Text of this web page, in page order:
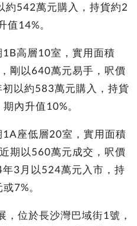
約542萬元購入，持貨約2
14%。
高層10室，實用面積
剛以640萬元易手，呎價
以約583萬元購入，持貨
內升值10%。
座低層20室，實用面積
期以560萬元成交，呎價
3月以524萬元入市，持
7%。
位於長沙灣巴域街1號，